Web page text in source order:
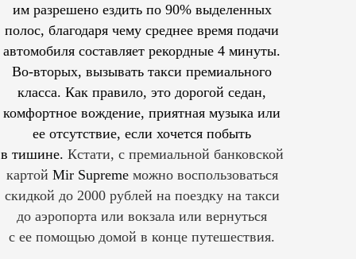
им разрешеноездить по 90% выделенных
полос, благодаря чему среднее время подачи
автомобиля составляет рекордные 4 минуты.
Во-вторых, вызывать такси премиального
класса. Как правило, это дорогой седан,
комфортное вождение, приятная музыка или
ее отсутствие, если хочется побыть
в тишине. Кстати, с премиальной банковской
картой Mir Supreme можно воспользоваться
скидкой до 2000 рублей на поездку на такси
до аэропорта или вокзала или вернуться
с ее помощью домой в конце путешествия.